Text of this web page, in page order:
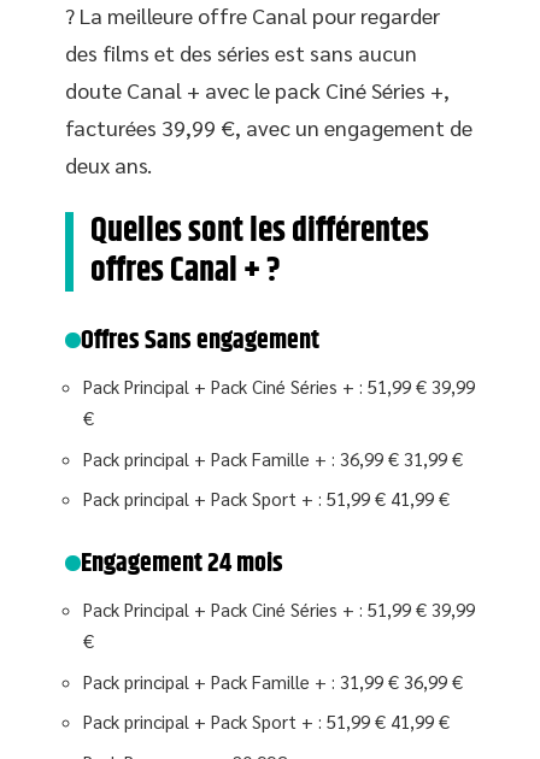
? La meilleure offre Canal pour regarder
des films et des séries est sans aucun
doute Canal + avec le pack Ciné Séries +,
facturées 39,99 €, avec un engagement de
deux ans.
Quelles sont les différentes
offres Canal + ?
Offres Sans engagement
Pack Principal + Pack Ciné Séries + : 51,99 € 39,99
€
Pack principal + Pack Famille + : 36,99 € 31,99 €
Pack principal + Pack Sport + : 51,99 € 41,99 €
Engagement 24 mois
Pack Principal + Pack Ciné Séries + : 51,99 € 39,99
€
Pack principal + Pack Famille + : 31,99 € 36,99 €
Pack principal + Pack Sport + : 51,99 € 41,99 €